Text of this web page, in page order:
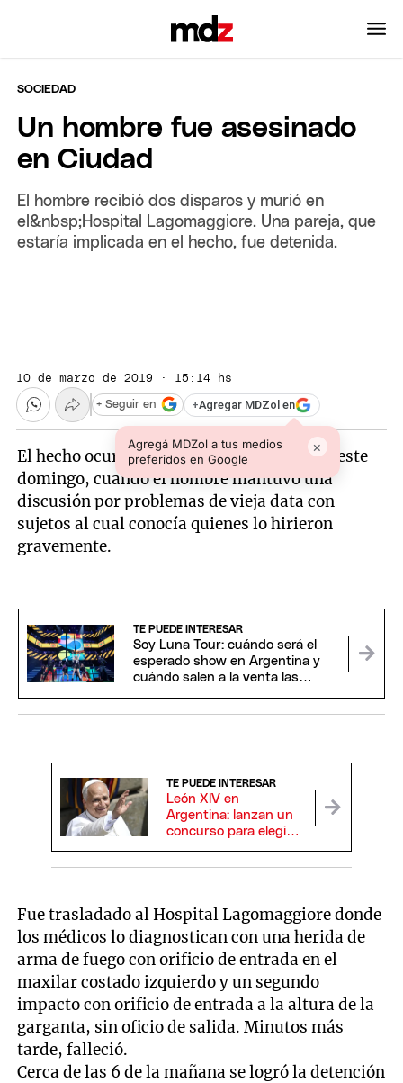
SOCIEDAD
Un hombre fue asesinado
en Ciudad
El hombre recibió dos disparos y murió en
el&nbsp;Hospital Lagomaggiore. Una pareja, que
estaría implicada en el hecho, fue detenida.
10 de marzo de 2019 · 15:14 hs
+Agregar MDZol en
Agregá MDZol a tus medios
preferidos en Google
×
+ Seguir en
El hecho ocurrió a la 1 de la madrugada de este
domingo, cuando el hombre mantuvo una
discusión por problemas de vieja data con
sujetos al cual conocía quienes lo hirieron
gravemente.
TE PUEDE INTERESAR
Soy Luna Tour: cuándo será el
esperado show en Argentina y
cuándo salen a la venta las
TE PUEDE INTERESAR
León XIV en
Argentina: lanzan un
concurso para elegir
Fue trasladado al Hospital Lagomaggiore donde
los médicos lo diagnostican con una herida de
arma de fuego con orificio de entrada en el
maxilar costado izquierdo y un segundo
impacto con orificio de entrada a la altura de la
garganta, sin oficio de salida. Minutos más
tarde, falleció.
Cerca de las 6 de la mañana se logró la detención